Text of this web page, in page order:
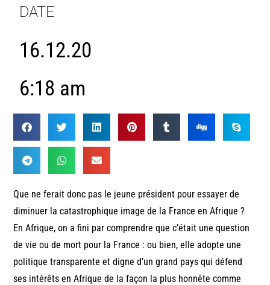
DATE
16.12.20
6:18 am
Que ne ferait donc pas le jeune président pour essayer de
diminuer la catastrophique image de la France en Afrique ?
En Afrique, on a fini par comprendre que c’était une question
de vie ou de mort pour la France : ou bien, elle adopte une
politique transparente et digne d’un grand pays qui défend
ses intérêts en Afrique de la façon la plus honnête comme